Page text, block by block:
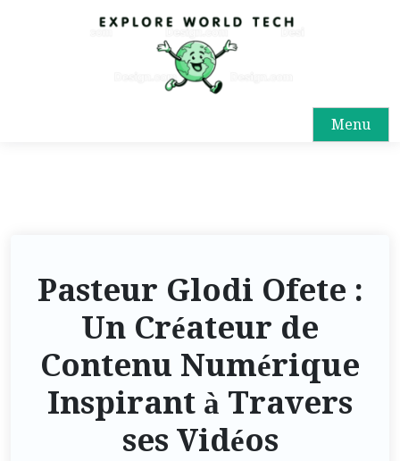
Menu
Pasteur Glodi Ofete :
Un Créateur de
Contenu Numérique
Inspirant à Travers
ses Vidéos